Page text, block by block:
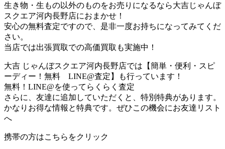
生き物・生もの以外のものをお売りになるなら大吉じゃんぼ
スクエア河内長野店におまかせ！
安心の無料査定ですので、是非一度お持ちになってみてくだ
さい。
当店では出張買取での高価買取も実施中！
大吉 じゃんぼスクエア河内長野店では【簡単・便利・スピ
ーディー！無料 LINE@査定】も行っています！
無料！LINE@を使ってらくらく査定
さらに、友達に追加していただくと、特別特典があります。
かなりお得な情報と特典です。ぜひこの機会にお友達リスト
へ
携帯の方はこちらをクリック